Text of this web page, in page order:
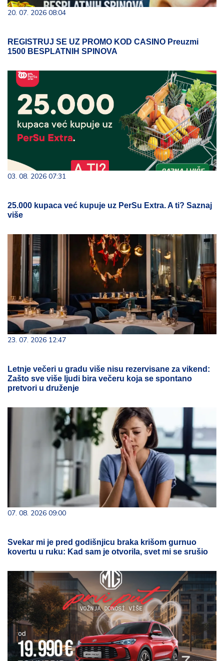
20. 07. 2026 08:04
REGISTRUJ SE UZ PROMO KOD CASINO Preuzmi
1500 BESPLATNIH SPINOVA
03. 08. 2026 07:31
25.000 kupaca već kupuje uz PerSu Extra. A ti? Saznaj
više
23. 07. 2026 12:47
Letnje večeri u gradu više nisu rezervisane za vikend:
Zašto sve više ljudi bira večeru koja se spontano
pretvori u druženje
07. 08. 2026 09:00
Svekar mi je pred godišnjicu braka krišom gurnuo
kovertu u ruku: Kad sam je otvorila, svet mi se srušio